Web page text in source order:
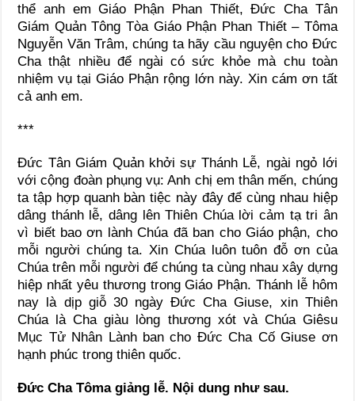
thể anh em Giáo Phận Phan Thiết, Đức Cha Tân
Giám Quản Tông Tòa Giáo Phận Phan Thiết – Tôma
Nguyễn Văn Trâm, chúng ta hãy cầu nguyện cho Đức
Cha thật nhiều để ngài có sức khỏe mà chu toàn
nhiệm vụ tại Giáo Phận rộng lớn này. Xin cám ơn tất
cả anh em.
***
Đức Tân Giám Quản khởi sự Thánh Lễ, ngài ngỏ lới
với cộng đoàn phụng vụ: Anh chị em thân mến, chúng
ta tập hợp quanh bàn tiệc này đây để cùng nhau hiệp
dâng thánh lễ, dâng lên Thiên Chúa lời cảm tạ tri ân
vì biết bao ơn lành Chúa đã ban cho Giáo phận, cho
mỗi người chúng ta. Xin Chúa luôn tuôn đỗ ơn của
Chúa trên mỗi người để chúng ta cùng nhau xây dựng
hiệp nhất yêu thương trong Giáo Phận. Thánh lễ hôm
nay là dịp giỗ 30 ngày Đức Cha Giuse, xin Thiên
Chúa là Cha giàu lòng thương xót và Chúa Giêsu
Mục Tử Nhân Lành ban cho Đức Cha Cố Giuse ơn
hạnh phúc trong thiên quốc.
Đức Cha Tôma giảng lễ. Nội dung như sau.